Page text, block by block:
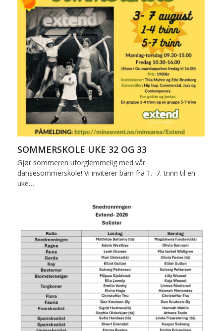
SOMMERSKOLE UKE 32 OG 33
Gjør sommeren uforglemmelig med vår
dansesommerskole! Vi inviterer barn fra 1.–7. trinn til en
uke…